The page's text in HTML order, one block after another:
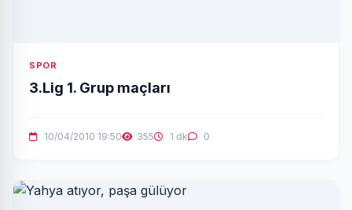
SPOR
3.Lig 1. Grup maçları
10/04/2010 19:50 355 1 dk 0